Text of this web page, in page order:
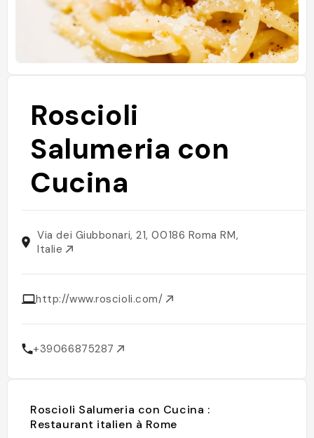
Roscioli
Salumeria con
Cucina
Via dei Giubbonari, 21, 00186 Roma RM,
Italie
http://www.roscioli.com/
+39066875287
Roscioli Salumeria con Cucina :
Restaurant italien à Rome